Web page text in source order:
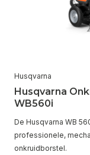
Husqvarna
Husqvarna
WB560i
De Husqvarna WB
professionele,
onkruidborstel.